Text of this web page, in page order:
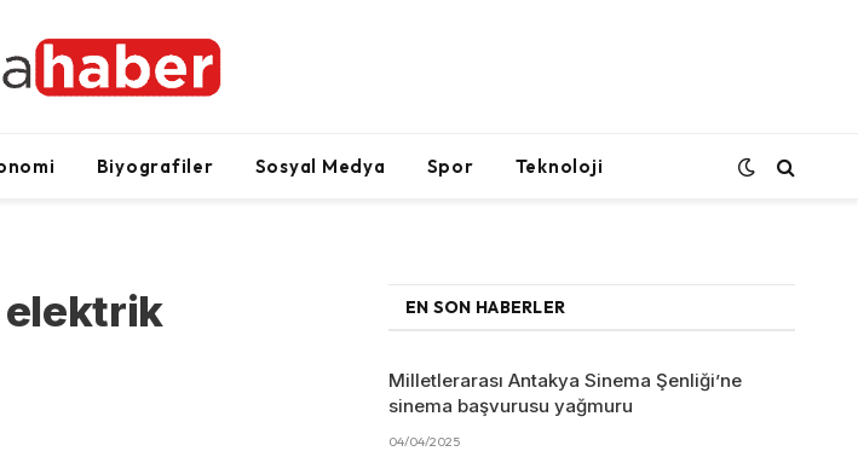
Biyografiler Sosyal Medya Spor Teknoloji
elektrik
EN SON HABERLER
Milletlerarası Antakya Sinema Şenliği’ne
sinema başvurusu yağmuru
04/04/2025